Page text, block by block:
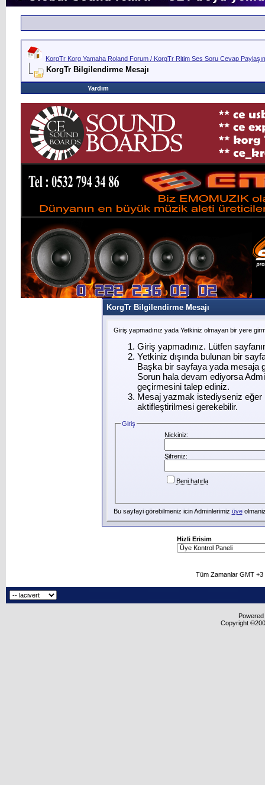
KorgTr Korg Yamaha Roland Forum / KorgTr Ritim Ses Soru Cevap
KorgTr Bilgilendirme Mesajı
Yardım
KorgTr Bilgilendirme Mesajı
Giriş yapmadınız yada Yetkiniz olmayan bir yere
Giriş yapmadınız. Lütfen
Yetkiniz dışında bulunan bir
Başka bir sayfaya yada mesaja
Sorun hala devam ediyorsa
geçirmesini talep ediniz.
Mesaj yazmak istediyseniz eğer
aktifleştirilmesi gerekebilir.
Giriş
Nickiniz:
Şifreniz:
Beni hatırla
Bu sayfayi görebilmeniz icin Adminlerimiz üye
Hizli Erisim
Tüm Zamanlar GMT
Copyright